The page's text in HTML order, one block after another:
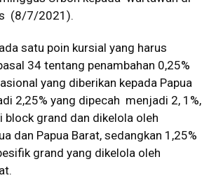
(8/7/2021).
satu poin kursial yang harus
34 tentang penambahan 0,25%
yang diberikan kepada Papua
2,25% yang dipecah menjadi 2, 1%,
block grand dan dikelola oleh
dan Papua Barat, sedangkan 1,25%
grand yang dikelola oleh